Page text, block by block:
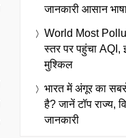
जानकारी आसान
World Most
स्तर पर पहुंचा AQI,
मुश्किल
भारत में अंगूर का
है? जानें टॉप राज्य,
जानकारी